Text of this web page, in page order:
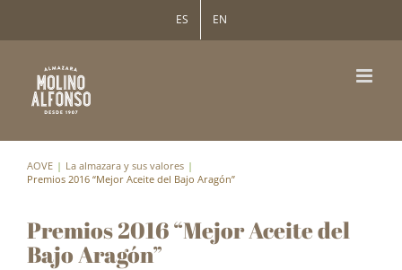
ES EN
AOVE
La almazara y sus valores
Premios 2016 “Mejor Aceite del Bajo Aragón”
Premios 2016 “Mejor Aceite del
Bajo Aragón”